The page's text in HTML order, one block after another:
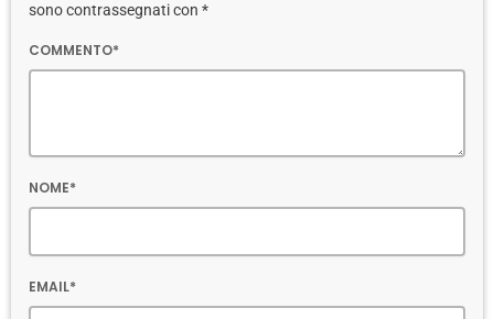
sono contrassegnati con *
COMMENTO*
NOME*
EMAIL*